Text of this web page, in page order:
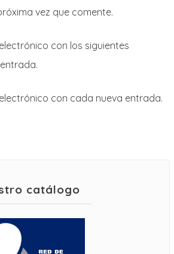
vez que comente.
con los siguientes
con cada nueva entrada.
catálogo